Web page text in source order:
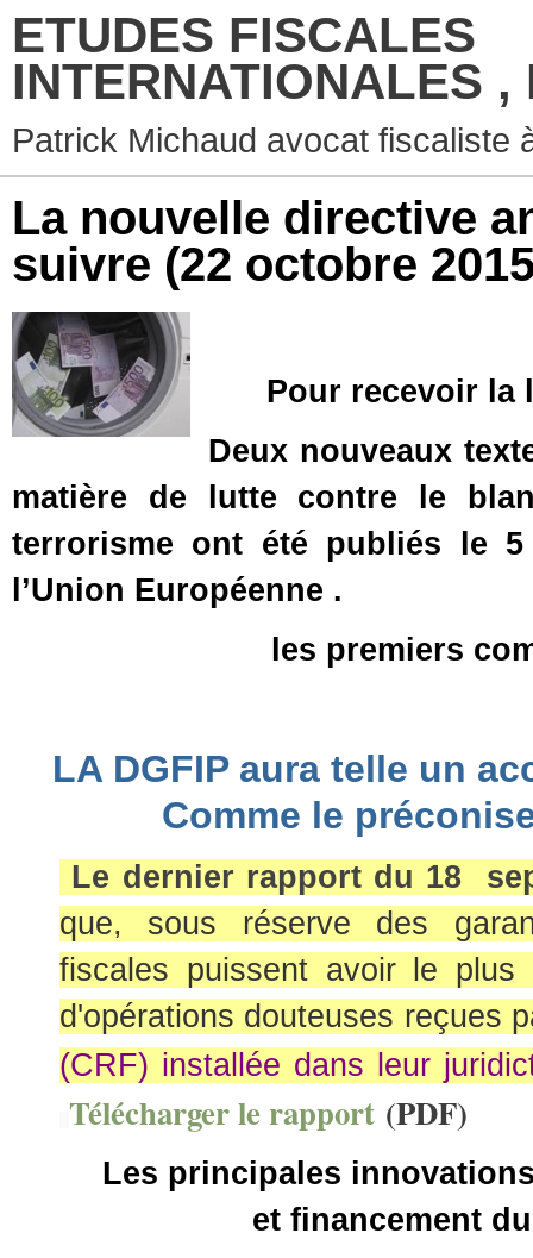
ETUDES FISCALES
INTERNATIONALES ,
Patrick Michaud avocat fiscaliste
La nouvelle directive
suivre (22 octobre
Pour recevoir la
Deux nouveaux
matière de lutte contre le
terrorisme ont été publiés le
l’Union Européenne .
les premiers
LA DGFIP aura telle un
Comme le
Le dernier rapport du 18
que, sous réserve des
fiscales puissent avoir le plus
d'opérations douteuses reçues
(CRF) installée dans leur
Télécharger le rapport (PDF)
Les principales
et financement